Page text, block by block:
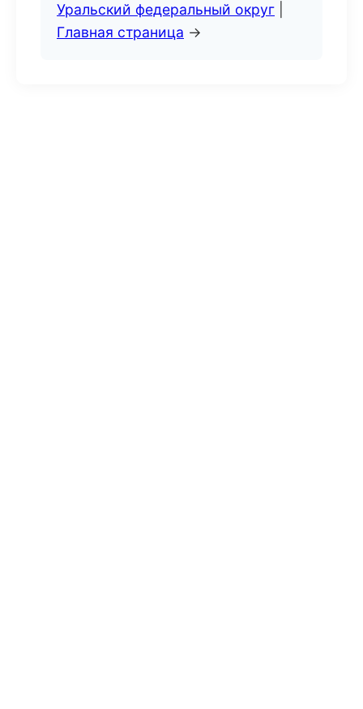
Уральский федеральный округ
Главная страница →